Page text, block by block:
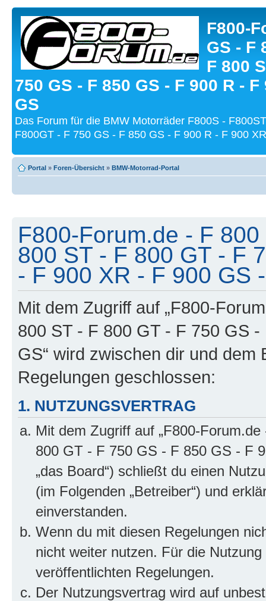
F800-
GS - F
F 800
750 GS - F 850 GS - F 900 R - F
GS
Das Forum für die BMW Motorräder F800S -
F800GT - F 750 GS - F 850 GS - F 900 R - F 900
Portal » Foren-Übersicht » BMW-Motorrad-Portal
F800-Forum.de - F
800 ST - F 800 GT - F
- F 900 XR - F 900 GS
Mit dem Zugriff auf „F800-
800 ST - F 800 GT - F 750 GS
GS“ wird zwischen dir und
Regelungen geschlossen:
1. NUTZUNGSVERTRAG
Mit dem Zugriff auf „F800-
800 GT - F 750 GS - F 850 GS - F
„das Board“) schließt du einen
(im Folgenden „Betreiber“) und
einverstanden.
Wenn du mit diesen Regelungen
nicht weiter nutzen. Für die
veröffentlichten Regelungen.
Der Nutzungsvertrag wird auf